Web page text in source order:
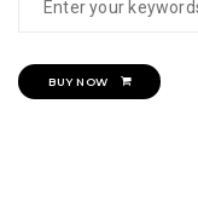
BUY NOW